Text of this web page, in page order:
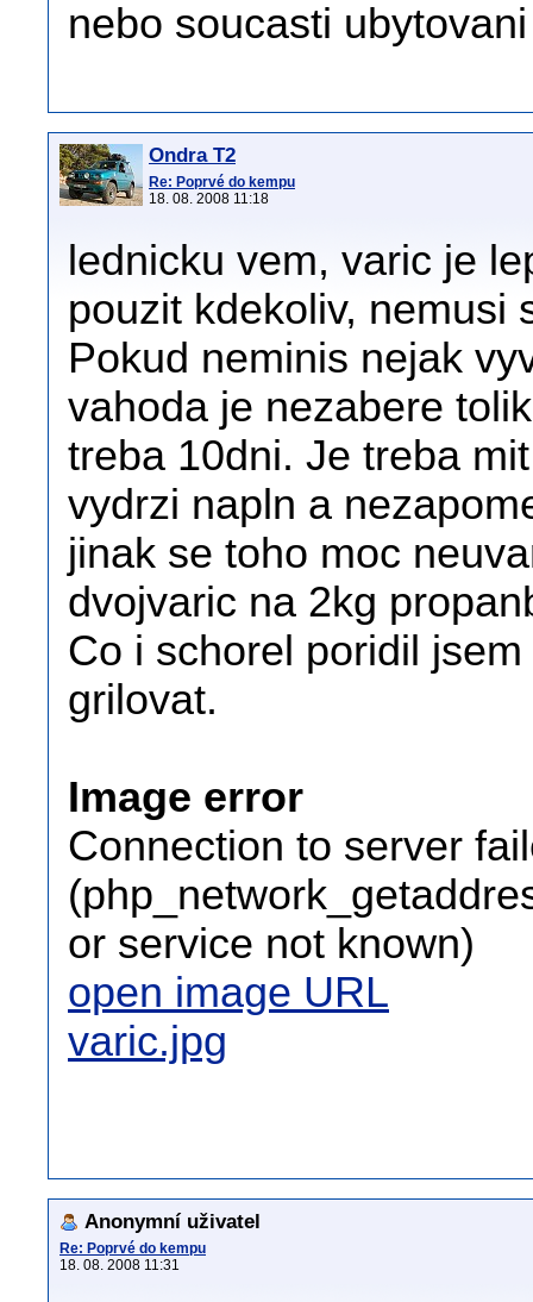
nebo soucasti ubytovani
Ondra T2
Re: Poprvé do kempu
18. 08. 2008 11:18
lednicku vem, varic je
pouzit kdekoliv, nemusi
Pokud neminis nejak
vahoda je nezabere
treba 10dni. Je treba
vydrzi napln a
jinak se toho moc
dvojvaric na 2kg
Co i schorel poridil
grilovat.
Image error
Connection to server
or service not known)
open image URL
varic.jpg
Anonymní uživatel
Re: Poprvé do kempu
18. 08. 2008 11:31